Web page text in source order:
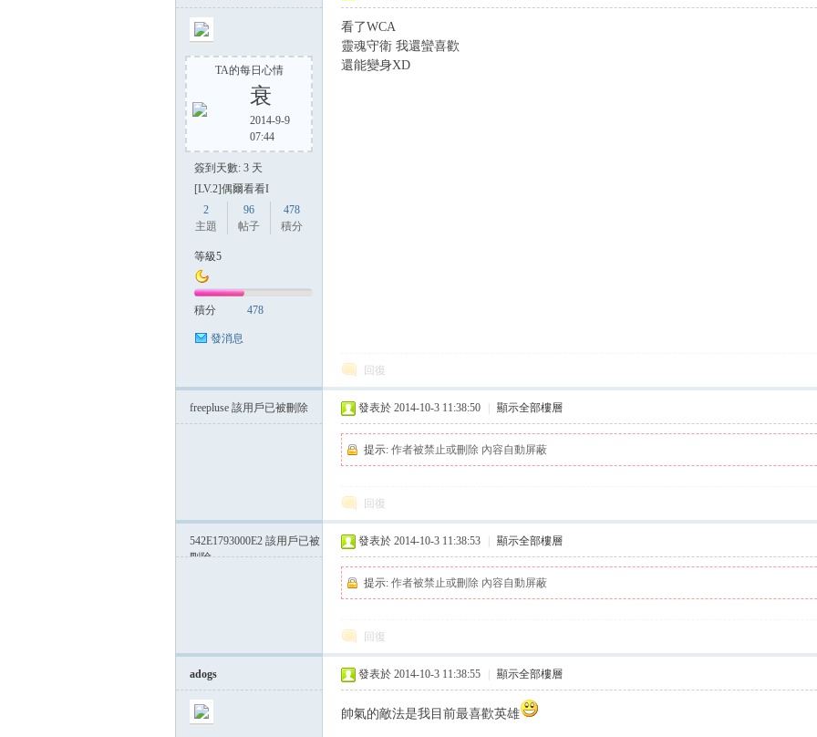
TA的每日心情
衰
2014-9-9
07:44
簽到天數: 3 天
[LV.2]偶爾看看I
2
主題
96
帖子
478
積分
等級5
積分 478
發消息
看了WCA
靈魂守衛 我還蠻喜歡
還能變身XD
回復
freepluse 該用戶已被刪除 發表於 2014-10-3 11:38:50 顯示全部樓層
提示: 作者被禁止或刪除 內容自動屏蔽
回復
542E1793000E2 該用戶已被
刪除
發表於 2014-10-3 11:38:53 顯示全部樓層
提示: 作者被禁止或刪除 內容自動屏蔽
回復
adogs 發表於 2014-10-3 11:38:55 顯示全部樓層
帥氣的敵法是我目前最喜歡英雄